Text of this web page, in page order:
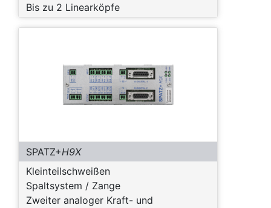
Bis zu 2 Linearköpfe
SPATZ+H9X
Kleinteilschweißen
Spaltsystem / Zange
Zweiter analoger Kraft- und